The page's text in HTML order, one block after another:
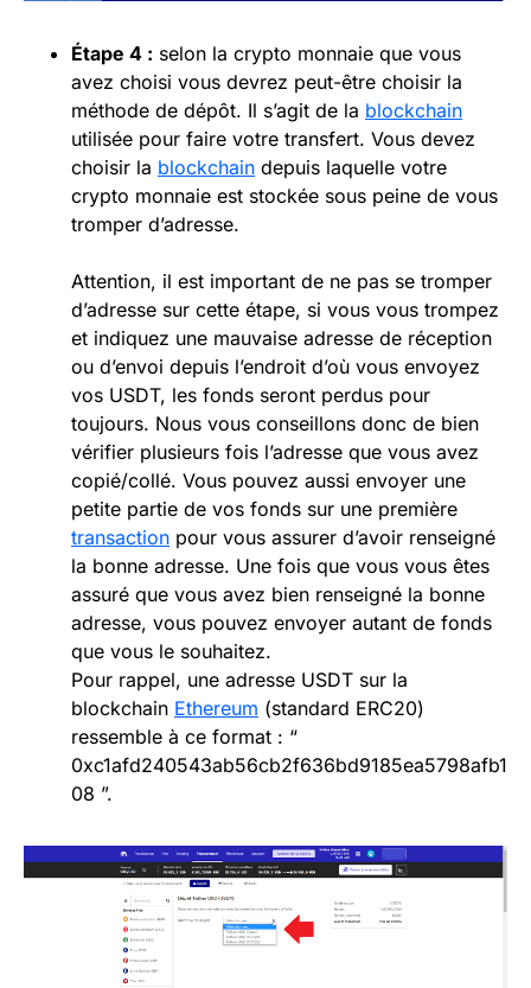
Étape 4 : selon la crypto monnaie que vous
avez choisi vous devrez peut-être choisir la
méthode de dépôt. Il s’agit de la blockchain
utilisée pour faire votre transfert. Vous devez
choisir la blockchain depuis laquelle votre
crypto monnaie est stockée sous peine de vous
tromper d’adresse.
Attention, il est important de ne pas se tromper
d’adresse sur cette étape, si vous vous trompez
et indiquez une mauvaise adresse de réception
ou d’envoi depuis l’endroit d’où vous envoyez
vos USDT, les fonds seront perdus pour
toujours. Nous vous conseillons donc de bien
vérifier plusieurs fois l’adresse que vous avez
copié/collé. Vous pouvez aussi envoyer une
petite partie de vos fonds sur une première
transaction pour vous assurer d’avoir renseigné
la bonne adresse. Une fois que vous vous êtes
assuré que vous avez bien renseigné la bonne
adresse, vous pouvez envoyer autant de fonds
que vous le souhaitez.
Pour rappel, une adresse USDT sur la
blockchain Ethereum (standard ERC20)
ressemble à ce format : “
0xc1afd240543ab56cb2f636bd9185ea5798afb1
08 ”.